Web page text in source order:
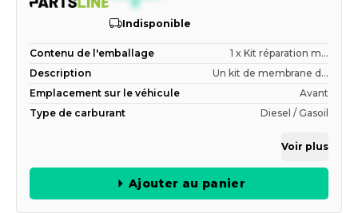
Indisponible
Contenu de l'emballage
1 x Kit réparation m...
Description
Un kit de membrane d...
Emplacement sur le véhicule
Avant
Type de carburant
Diesel / Gasoil
Voir plus
Ajouter au panier